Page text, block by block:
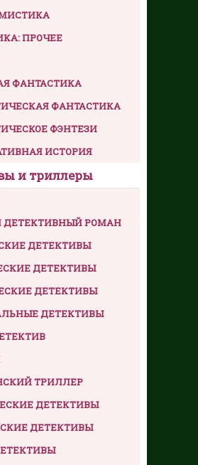
ПРОЧЕЕ
ФАНТАСТИКА
ФАНТАСТИКА
ФЭНТЕЗИ
ИСТОРИЯ
и триллеры
РОМАН
ДЕТЕКТИВЫ
ДЕТЕКТИВЫ
ДЕТЕКТИВЫ
ДЕТЕКТИВЫ
ТРИЛЛЕР
ДЕТЕКТИВЫ
ДЕТЕКТИВЫ